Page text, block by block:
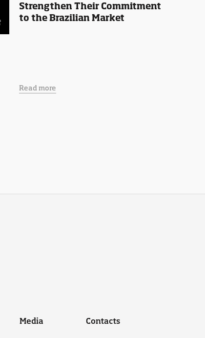
Strengthen Their Commitment
to the Brazilian Market
Read more
Media Contacts